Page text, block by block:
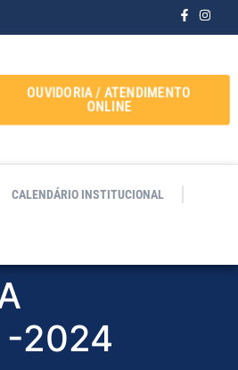
OUVIDORIA / ATENDIMENTO
ONLINE
CALENDÁRIO INSTITUCIONAL
-2024